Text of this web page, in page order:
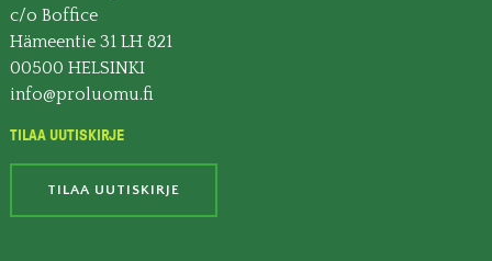
c/o Boffice
Hämeentie 31 LH 821
00500 HELSINKI
info@proluomu.fi
TILAA UUTISKIRJE
TILAA UUTISKIRJE